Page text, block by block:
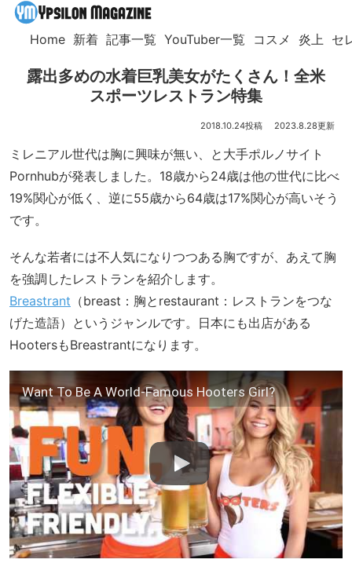
Home 新着 記事一覧 YouTuber一覧 コスメ 炎上 セ
露出多めの水着巨乳美女がたくさん！全米
スポーツレストラン特集
2018.10.24 2023.8.28
ミレニアル世代は胸に興味が無い、と大手ポルノサイト
Pornhubが発表しました。18歳から24歳は他の世代に比べ
19%関心が低く、逆に55歳から64歳は17%関心が高いそう
です。
そんな若者には不人気になりつつある胸ですが、あえて胸
を強調したレストランを紹介します。
Breastrant （breast：胸とrestaurant：レストランをつな
げた造語）というジャンルです。日本にも出店がある
HootersもBreastrantになります。
Want To Be A World-Famous Hooters Girl?